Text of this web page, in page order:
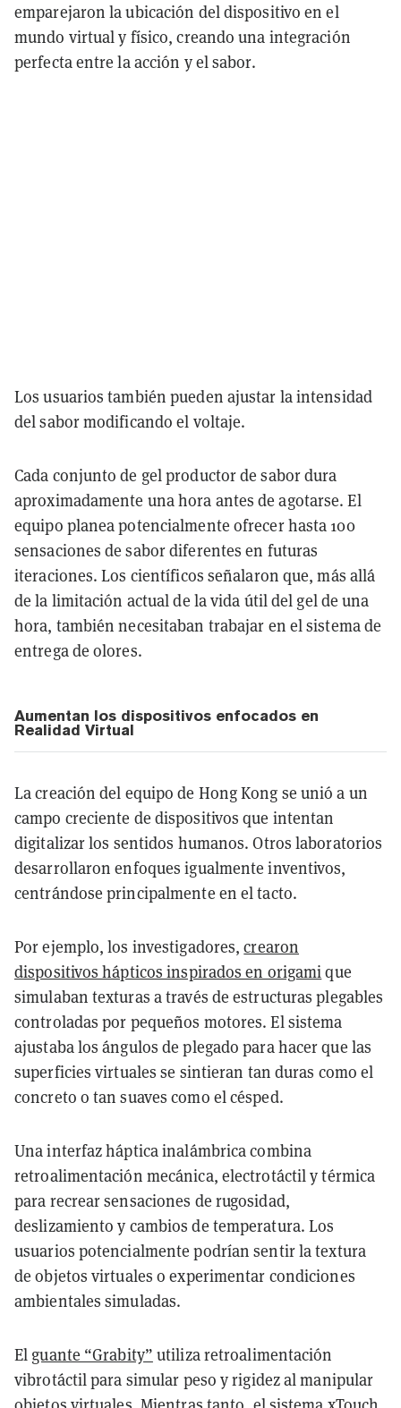
emparejaron la ubicación del dispositivo en el
mundo virtual y físico, creando una integración
perfecta entre la acción y el sabor.
Los usuarios también pueden ajustar la intensidad
del sabor modificando el voltaje.
Cada conjunto de gel productor de sabor dura
aproximadamente una hora antes de agotarse. El
equipo planea potencialmente ofrecer hasta 100
sensaciones de sabor diferentes en futuras
iteraciones. Los científicos señalaron que, más allá
de la limitación actual de la vida útil del gel de una
hora, también necesitaban trabajar en el sistema de
entrega de olores.
Aumentan los dispositivos enfocados en
Realidad Virtual
La creación del equipo de Hong Kong se unió a un
campo creciente de dispositivos que intentan
digitalizar los sentidos humanos. Otros laboratorios
desarrollaron enfoques igualmente inventivos,
centrándose principalmente en el tacto.
Por ejemplo, los investigadores,crearon
dispositivos hápticos inspirados en origamique
simulaban texturas a través de estructuras plegables
controladas por pequeños motores. El sistema
ajustaba los ángulos de plegado para hacer que las
superficies virtuales se sintieran tan duras como el
concreto o tan suaves como el césped.
Una interfaz háptica inalámbrica combina
retroalimentación mecánica, electrotáctil y térmica
para recrear sensaciones de rugosidad,
deslizamiento y cambios de temperatura. Los
usuarios potencialmente podrían sentir la textura
de objetos virtuales o experimentar condiciones
ambientales simuladas.
El guante “Grabity” utiliza retroalimentación
vibrotáctil para simular peso y rigidez al manipular